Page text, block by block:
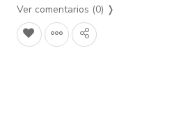
Ver comentarios (0) ❭